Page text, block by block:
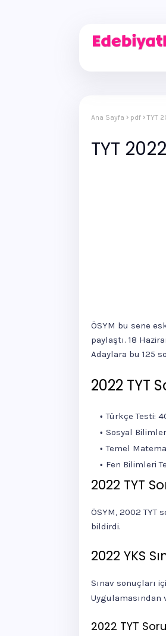
Ana Sayfa pdf TYT
TYT
ÖSYM bu sene
paylaştı. 18
Adaylara bu 125
2022 TYT
Türkçe Testi:
Sosyal
Temel
Fen Bilimleri
2022 TYT
ÖSYM, 2002 TYT
bildirdi.
2022 YKS
Sınav sonuçları
Uygulamasından
2022 TYT